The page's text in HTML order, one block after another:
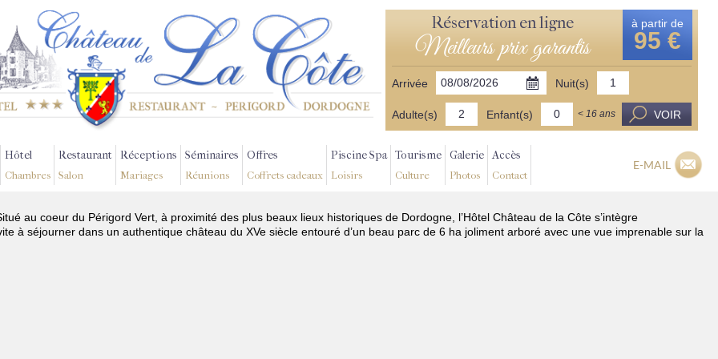
Réservation en ligne
Meilleurs prix garantis
à partir de
95 €
Arrivée Nuit(s)
Adulte(s) Enfant(s) < 16 ans VOIR
Hôtel
Chambres
Restaurant
Salon
Réceptions
Mariages
Séminaires
Réunions
Offres
Coffrets cadeaux
Piscine Spa
Loisirs
Tourisme
Culture
Galerie
Photos
Accès
Contact
E-MAIL
au coeur du Périgord Vert, à proximité des plus beaux lieux historiques de Dordogne, l’Hôtel Château de la Côte s’intègre
à séjourner dans un authentique château du XVe siècle entouré d’un beau parc de 6 ha joliment arboré avec une vue imprenable sur la